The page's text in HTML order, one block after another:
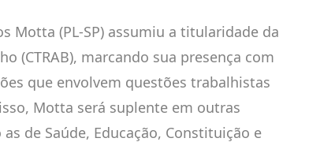
Motta (PL-SP) assumiu a titularidade da
(CTRAB), marcando sua presença com
que envolvem questões trabalhistas
Motta será suplente em outras
de Saúde, Educação, Constituição e